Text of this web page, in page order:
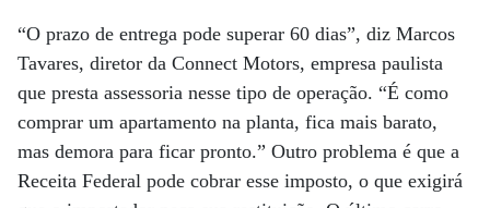
“O prazo de entrega pode superar 60 dias”, diz Marcos
Tavares, diretor da Connect Motors, empresa paulista
que presta assessoria nesse tipo de operação. “É como
comprar um apartamento na planta, fica mais barato,
mas demora para ficar pronto.” Outro problema é que a
Receita Federal pode cobrar esse imposto, o que exigirá